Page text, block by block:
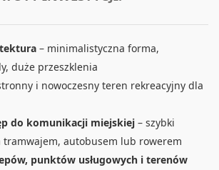
– minimalistyczna forma,
duże przeszklenia
i nowoczesny teren rekreacyjny dla
do komunikacji miejskiej – szybki
autobusem lub rowerem
punktów usługowych i terenów